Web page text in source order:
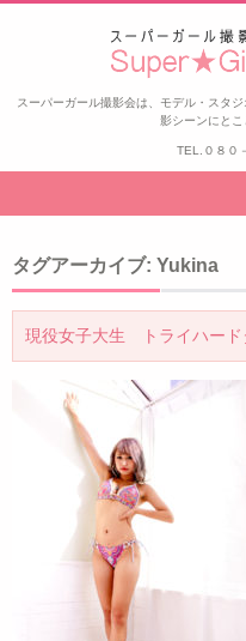
スーパーガー
スーパーガール撮影会は、モデル・スタ
影シーンにとこ
TEL. ０８０
タグアーカイブ: Yukina
現役女子大生 トライハー